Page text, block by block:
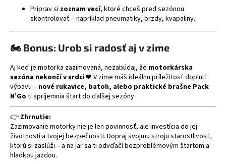
Priprav si zoznam vecí, ktoré chceš pred sezónou
skontrolovať – napríklad pneumatiky, brzdy, kvapaliny.
🏍️ Bonus: Urob si radosť aj v zime
Aj keď je motorka zazimovaná, nezabúdaj, že motorkárska
sezóna nekončí v srdci❤️. V zime máš ideálnu príležitosť doplniť
výbavu – nové rukavice, batoh, alebo praktické brašne Pack
N’Go ti spríjemnia štart do ďalšej sezóny.
👉 Zhrnutie:
Zazimovanie motorky nie je len povinnosť, ale investícia do jej
životnosti a tvojej bezpečnosti. Dopraj svojmu stroju starostlivosť,
ktorú si zaslúži – a na jar sa ti odvďačí bezproblémovým štartom a
hladkou jazdou.